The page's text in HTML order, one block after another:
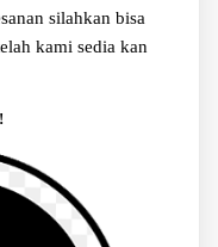
silahkan bisa
kami sedia kan